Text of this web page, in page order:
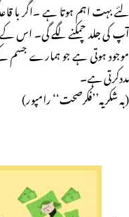
لئے بہت اہم ہوتا ہے ۔اگر با
آپ کی جلد چمکنے لگے گی۔ اس
موجود ہوتی ہے جو ہمارے جسم
مددکرتی ہے۔
(بہ شکریہ’’فکرصحت‘‘ رامپور)